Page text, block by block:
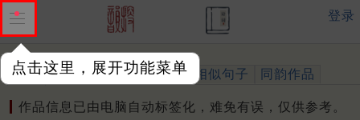
点击这里，展开功能菜单
登录
作品 标注四声 出处、引用 相似句子 同韵作品
作品信息已由电脑自动标签化，难免有误，仅供参考。